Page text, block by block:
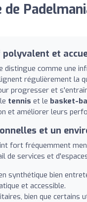
et
distingue comme une
régulièrement la
progresser et
tennis et le basket-
et améliorer leurs
et un
fort fréquemment
de services et
synthétique bien
et accessible.
bien que